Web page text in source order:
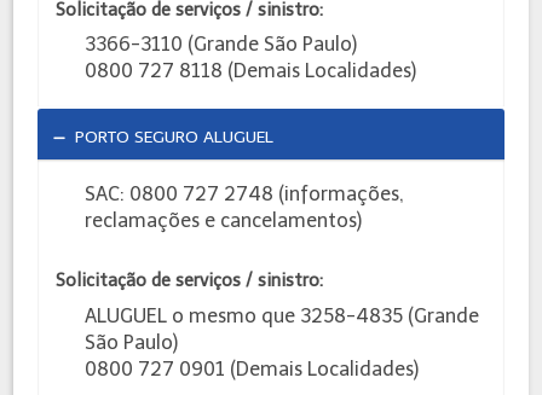
Solicitação de serviços / sinistro:
3366-3110 (Grande São Paulo)
0800 727 8118 (Demais Localidades)
PORTO SEGURO ALUGUEL
SAC: 0800 727 2748 (informações,
reclamações e cancelamentos)
Solicitação de serviços / sinistro:
ALUGUEL o mesmo que 3258-4835 (Grande
São Paulo)
0800 727 0901 (Demais Localidades)